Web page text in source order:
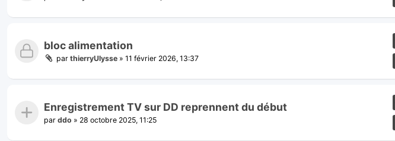
bloc alimentation
par thierryUlysse » 11 février 2026, 13:37
Enregistrement TV sur DD reprennent du début
par ddo » 28 octobre 2025, 11:25